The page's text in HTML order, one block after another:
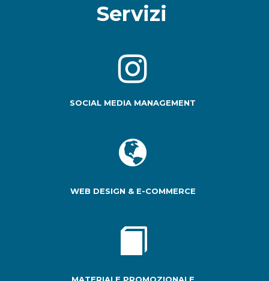
Servizi
SOCIAL MEDIA MANAGEMENT
WEB DESIGN & E-COMMERCE
MATERIALE PROMOZIONALE